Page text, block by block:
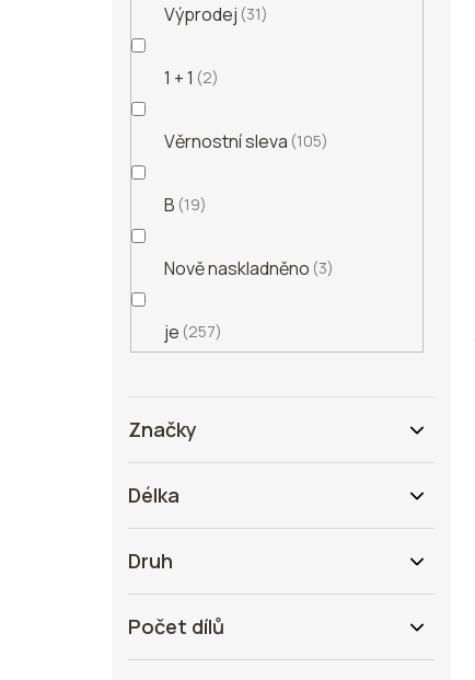
Výprodej 31
1 + 1 2
Věrnostní sleva 105
B 19
Nově naskladněno 3
je 257
Značky
Délka
Druh
Počet dílů